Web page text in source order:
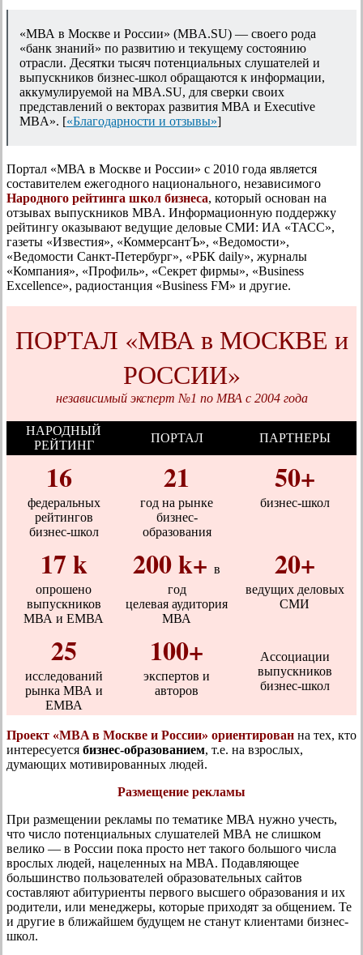
«МВА в Москве и России» (MBA.SU) — своего рода
«банк знаний» по развитию и текущему состоянию
отрасли. Десятки тысяч потенциальных слушателей и
выпускников бизнес-школ обращаются к информации,
аккумулируемой на MBA.SU, для сверки своих
представлений о векторах развития МВА и Executive
MBA». [«Благодарности и отзывы»]
Портал «МВА в Москве и России» с 2010 года является
составителем ежегодного национального, независимого
Народного рейтинга школ бизнеса, который основан на
отзывах выпускников MBA. Информационную поддержку
рейтингу оказывают ведущие деловые СМИ: ИА «ТАСС»,
газеты «Известия», «КоммерсантЪ», «Ведомости»,
«Ведомости Санкт-Петербург», «РБК daily», журналы
«Компания», «Профиль», «Секрет фирмы», «Business
Excellence», радиостанция «Business FM» и другие.
ПОРТАЛ «МВА в МОСКВЕ и
РОССИИ»
независимый эксперт №1 по МВА с 2004 года
НАРОДНЫЙ
РЕЙТИНГ
ПОРТАЛ ПАРТНЕРЫ
16
федеральных
рейтингов
бизнес-школ
21
год на рынке
бизнес-
образования
50+
бизнес-школ
17 k
опрошено
выпускников
МВА и ЕМВА
200 k+ в
год
целевая аудитория
МВА
20+
ведущих деловых
СМИ
25
исследований
рынка МВА и
ЕМВА
100+
экспертов и
авторов
Ассоциации
выпускников
бизнес-школ
Проект «MBA в Москве и России» ориентирован на тех, кто
интересуется бизнес-образованием, т.е. на взрослых,
думающих мотивированных людей.
Размещение рекламы
При размещении рекламы по тематике МВА нужно учесть,
что число потенциальных слушателей МВА не слишком
велико — в России пока просто нет такого большого числа
врослых людей, нацеленных на МВА. Подавляющее
большинство пользователей образовательных сайтов
составляют абитуриенты первого высшего образования и их
родители, или менеджеры, которые приходят за общением. Те
и другие в ближайшем будущем не станут клиентами бизнес-
школ.